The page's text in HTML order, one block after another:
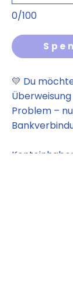
0/100
💛 Du
Problem –